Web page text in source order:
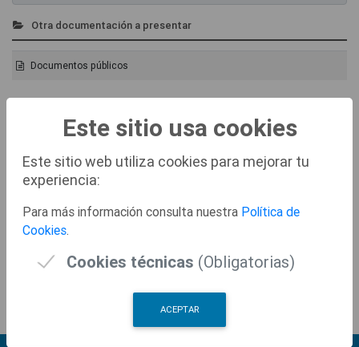
Otra documentación a presentar
Documentos públicos
Dirección
Atención
Electrónicos
Este sitio usa cookies
Este sitio web utiliza cookies para mejorar tu
experiencia:
Para más información consulta nuestra Política de
Cookies.
Cookies técnicas (Obligatorias)
ACEPTAR